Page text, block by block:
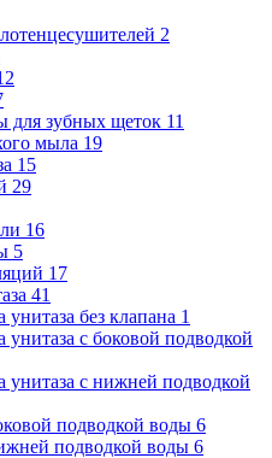
2
для зубных щеток 11
мыла 19
15
29
16
5
17
41
унитаза без клапана 1
унитаза с боковой подводкой
унитаза с нижней подводкой
подводкой воды 6
подводкой воды 6